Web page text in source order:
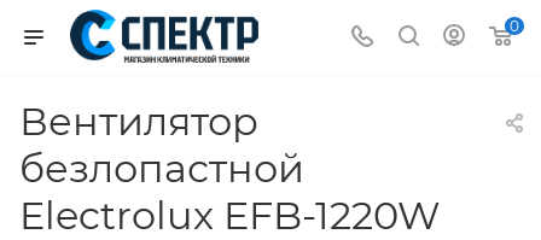
0
Вентилятор
безлопастной
Electrolux EFB-1220W